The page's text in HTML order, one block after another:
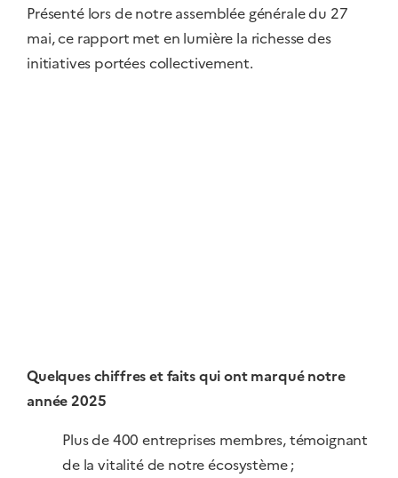
Présenté lors de notre assemblée générale du 27
mai, ce rapport met en lumière la richesse des
initiatives portées collectivement.
Quelques chiffres et faits qui ont marqué notre
année 2025
Plus de 400 entreprises membres, témoignant
de la vitalité de notre écosystème ;